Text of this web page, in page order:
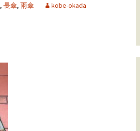
, 長傘, 雨傘 kobe-okada